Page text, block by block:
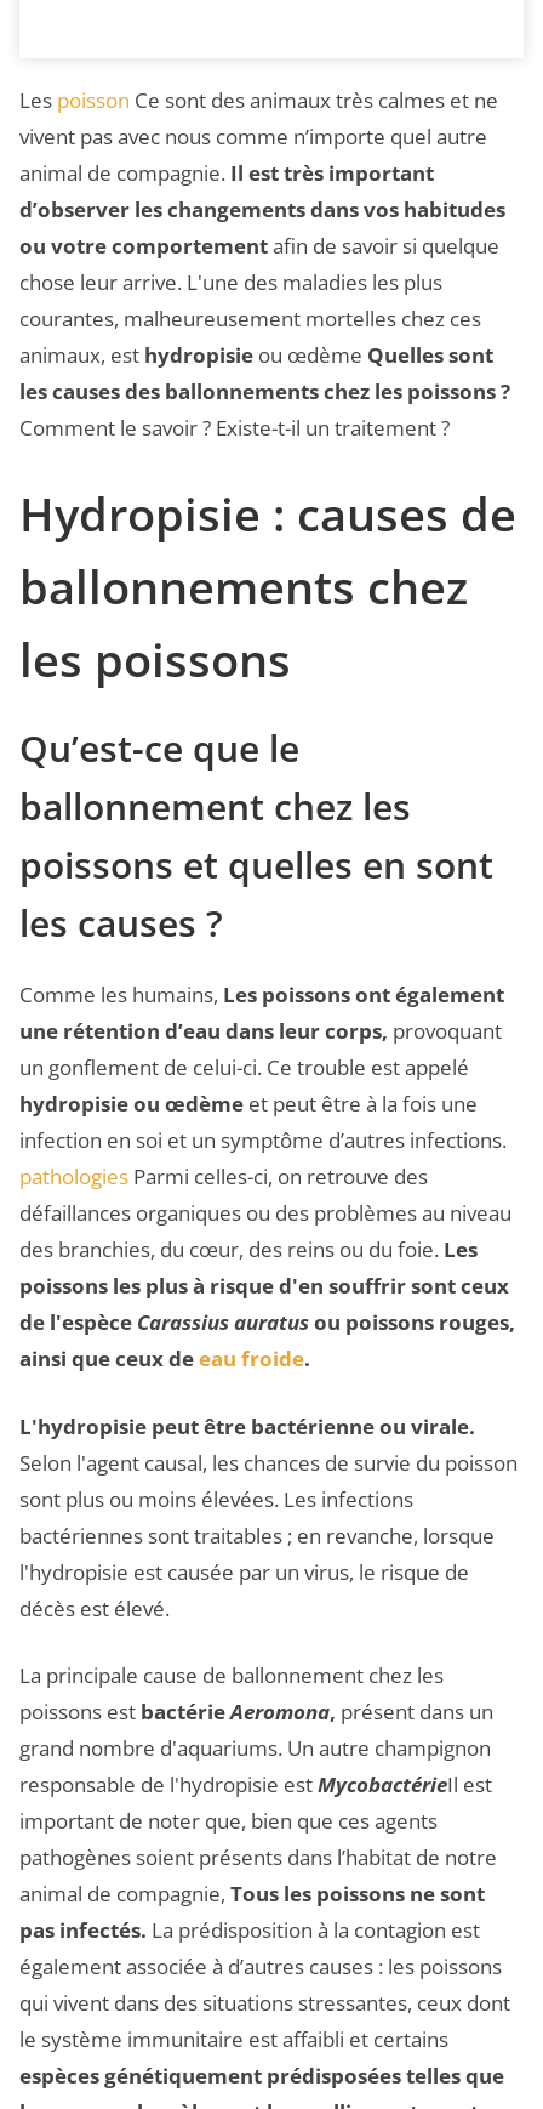
Les poisson Ce sont des animaux très calmes et ne
vivent pas avec nous comme n’importe quel autre
animal de compagnie. Il est très important
d’observer les changements dans vos habitudes
ou votre comportementafin de savoir si quelque
chose leur arrive. L'une des maladies les plus
courantes, malheureusement mortelles chez ces
animaux, est hydropisie ou œdème Quelles sont
les causes des ballonnements chez les poissons ?
Comment le savoir ? Existe-t-il un traitement ?
Hydropisie : causes de
ballonnements chez
les poissons
Qu’est-ce que le
ballonnement chez les
poissons et quelles en sont
les causes ?
Comme les humains, Les poissons ont également
une rétention d’eau dans leur corps, provoquant
un gonflement de celui-ci. Ce trouble est appelé
hydropisie ou œdème et peut être à la fois une
infection en soi et un symptôme d’autres infections.
pathologies Parmi celles-ci, on retrouve des
défaillances organiques ou des problèmes au niveau
des branchies, du cœur, des reins ou du foie. Les
poissons les plus à risque d'en souffrir sont ceux
de l'espèce Carassius auratusou poissons rouges,
ainsi que ceux deeau froide.
L'hydropisie peut être bactérienne ou virale.
Selon l'agent causal, les chances de survie du poisson
sont plus ou moins élevées. Les infections
bactériennes sont traitables ; en revanche, lorsque
l'hydropisie est causée par un virus, le risque de
décès est élevé.
La principale cause de ballonnement chez les
poissons est bactérieAeromona, présent dans un
grand nombre d'aquariums. Un autre champignon
responsable de l'hydropisie estMycobactérieIl est
important de noter que, bien que ces agents
pathogènes soient présents dans l’habitat de notre
animal de compagnie, Tous les poissons ne sont
pas infectés. La prédisposition à la contagion est
également associée à d’autres causes : les poissons
qui vivent dans des situations stressantes, ceux dont
le système immunitaire est affaibli et certains
espèces génétiquement prédisposées telles que